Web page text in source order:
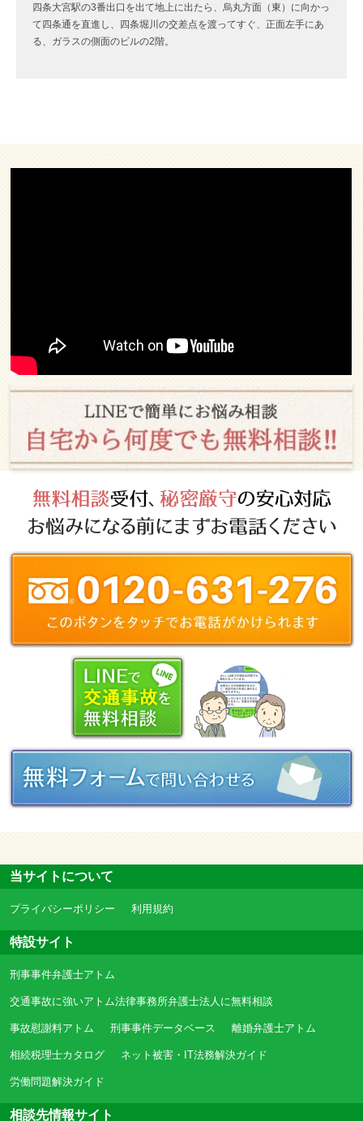
四条大宮駅の3番出口を出て地上に出たら、烏丸方面（東）に向かっ
て四条通を直進し、四条堀川の交差点を渡ってすぐ、正面左手にあ
る、ガラスの側面のビルの2階。
当サイトについて
プライバシーポリシー 利用規約
特設サイト
刑事事件弁護士アトム
交通事故に強いアトム法律事務所弁護士法人に無料相談
事故慰謝料アトム 刑事事件データベース 離婚弁護士アトム
相続税理士カタログ ネット被害・IT法務解決ガイド
労働問題解決ガイド
相談先情報サイト